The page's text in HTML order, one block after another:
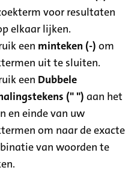
voor resultaten
elkaar lijken.
een minteken (-) om
uit te sluiten.
een Dubbele
(" ") aan het
en einde van uw
om naar de exacte
van woorden te